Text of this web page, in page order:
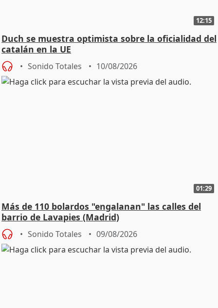
12:15
Duch se muestra optimista sobre la oficialidad del
catalán en la UE
Sonido Totales 10/08/2026
01:29
Más de 110 bolardos "engalanan" las calles del
barrio de Lavapies (Madrid)
Sonido Totales 09/08/2026